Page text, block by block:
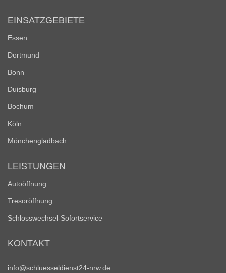
EINSATZGEBIETE
Essen
Dortmund
Bonn
Duisburg
Bochum
Köln
Mönchengladbach
LEISTUNGEN
Autoöffnung
Tresoröffnung
Schlosswechsel-Sofortservice
KONTAKT
info@schluesseldienst24-nrw.de